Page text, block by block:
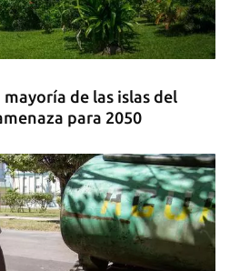
de las islas del
para 2050